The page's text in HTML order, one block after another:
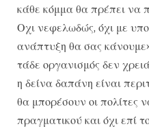
κάθε κόμμα θα πρέπει να
Οχι νεφελωδώς, όχι με
ανάπτυξη θα σας
τάδε οργανισμός δεν
η δείνα δαπάνη είναι
θα μπορέσουν οι πολίτες
πραγματικού και όχι επί